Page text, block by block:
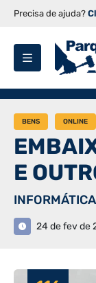
Precisa de ajuda?
BENS ONLINE
E
INFORMÁTICA
24 de fev de